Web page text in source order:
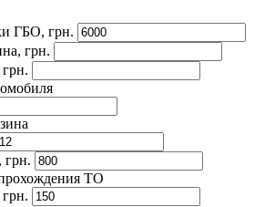
ГБО, грн.
грн.
грн.
ТО